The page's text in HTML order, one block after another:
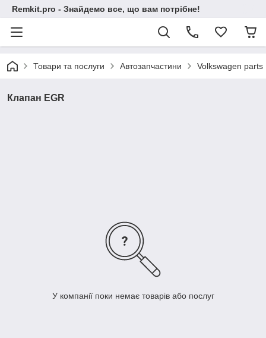
Remkit.pro - Знайдемо все, що вам потрібне!
Товари та послуги Автозапчастини Volkswagen parts
Клапан EGR
У компанії поки немає товарів або послуг